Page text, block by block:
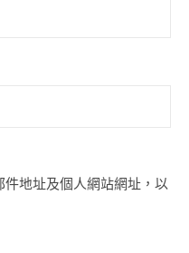
地址及個人網站網址，以